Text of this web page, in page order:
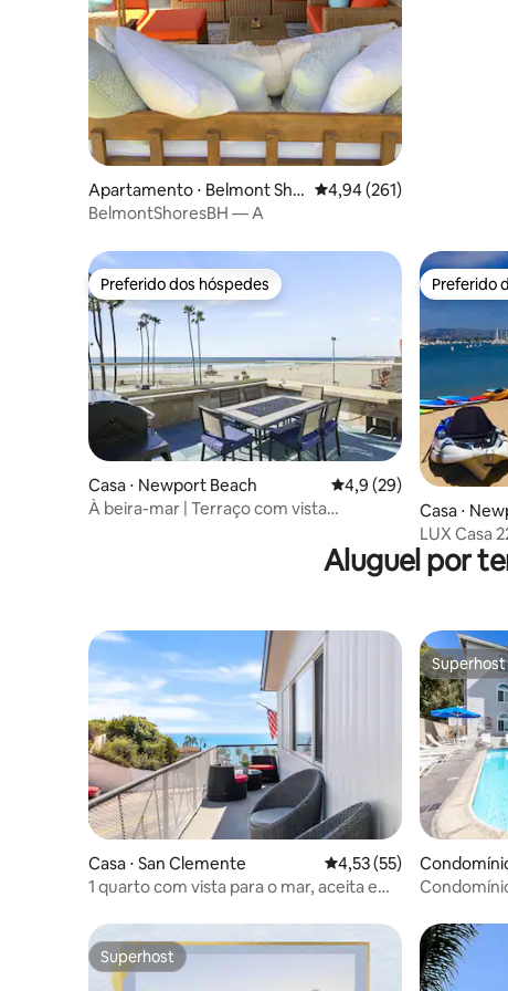
Apartamento ⋅ Belmont Sho
re
4,94 de uma avaliação
4,94 (261)
BelmontShoresBH — A
Preferido dos hóspedes
Preferido dos hóspedes
Casa ⋅ Newport Beach 4,9 de uma avaliação
4,9 (29)
À beira-mar | Terraço com vista
Preferido
Preferido
Casa ⋅
LUX Casa
vistas e
Aluguel por
Casa ⋅ San Clemente 4,53 de uma avaliação
4,53 (55)
1 quarto com vista para o mar, aceita e
Superhost
Superhost
each
Superhost
Superhost